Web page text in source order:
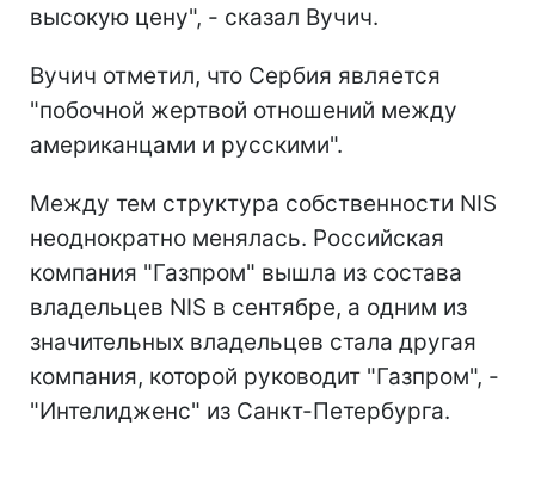
высокую цену", - сказал Вучич.
Вучич отметил, что Сербия является
"побочной жертвой отношений между
американцами и русскими".
Между тем структура собственности NIS
неоднократно менялась. Российская
компания "Газпром" вышла из состава
владельцев NIS в сентябре, а одним из
значительных владельцев стала другая
компания, которой руководит "Газпром", -
"Интелидженс" из Санкт-Петербурга.